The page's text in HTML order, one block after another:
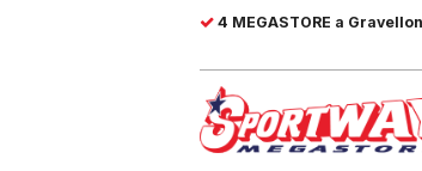
4 MEGASTORE a